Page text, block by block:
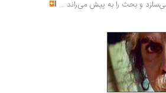
و بحث را به پیش می‌راند...